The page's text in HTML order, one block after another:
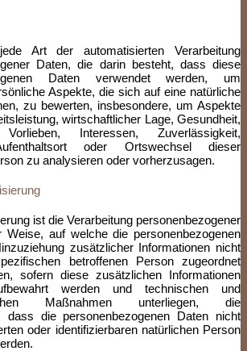
Art der automatisierten Verarbeitung
Daten, die darin besteht, dass diese
Daten verwendet werden, um
Aspekte, die sich auf eine natürliche
zu bewerten, insbesondere, um Aspekte
wirtschaftlicher Lage, Gesundheit,
Vorlieben, Interessen, Zuverlässigkeit,
oder Ortswechsel dieser
zu analysieren oder vorherzusagen.
ist die Verarbeitung personenbezogener
Weise, auf welche die personenbezogenen
zusätzlicher Informationen nicht
betroffenen Person zugeordnet
sofern diese zusätzlichen Informationen
werden und technischen und
Maßnahmen unterliegen, die
dass die personenbezogenen Daten nicht
oder identifizierbaren natürlichen Person